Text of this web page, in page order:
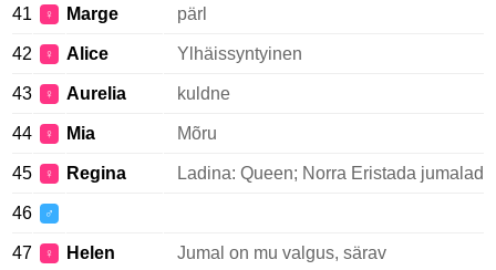
41 ♀ Marge pärl
42 ♀ Alice Ylhäissyntyinen
43 ♀ Aurelia kuldne
44 ♀ Mia Mõru
45 ♀ Regina Ladina: Queen; Norra Eristada jumalad
46 ♂
47 ♀ Helen Jumal on mu valgus, särav